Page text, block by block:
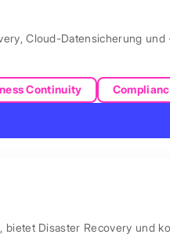
,Cloud-Datensicherung und
Continuity
bietet Disaster Recovery und